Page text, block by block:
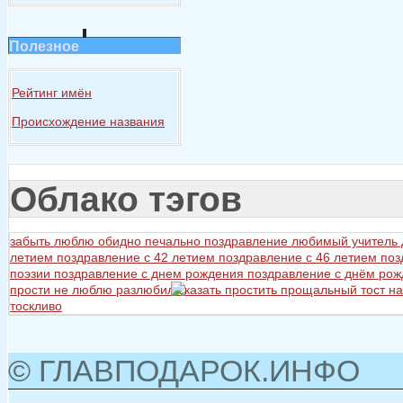
Полезное
Рейтинг имён
Происхождение названия
Облако тэгов
забыть люблю обидно печально поздравление любимый учитель
летием поздравление с 42 летием поздравление с 46 летием
поэзии поздравление с днем рождения поздравление с днём
прости не люблю разлюбил сказать простить прощальный тост
тоскливо
© ГЛАВПОДАРОК.ИНФО